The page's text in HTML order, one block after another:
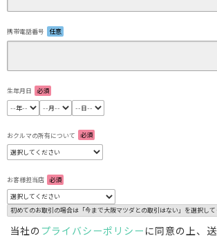
携帯電話番号 任意
生年月日 必須
おクルマの所有について 必須
お客様担当店 必須
初めてのお取引の場合は「今まで大阪マツダとの取引はない」を選択して
当社の プライバシーポリシー に同意の上、